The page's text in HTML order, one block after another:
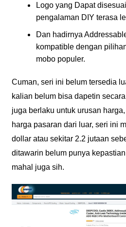
Logo yang Dapat
pengalaman DIY terasa
Dan hadirnya
kompatible dengan
mobo populer.
Cuman, seri ini belum tersedia
kalian belum bisa dapetin
juga berlaku untuk urusan
harga pasaran dari luar, seri ini
dollar atau sekitar 2.2 jutaan
ditawarin belum punya
mahal juga sih.